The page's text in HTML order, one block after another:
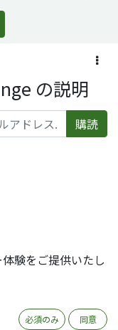
の説明
購読
server-ux
験をご提供いたし
必須のみ 同意